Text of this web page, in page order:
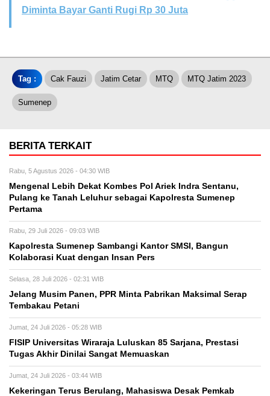
Diminta Bayar Ganti Rugi Rp 30 Juta
Tag : Cak Fauzi Jatim Cetar MTQ MTQ Jatim 2023
Sumenep
BERITA TERKAIT
Rabu, 5 Agustus 2026 - 04:30 WIB
Mengenal Lebih Dekat Kombes Pol Ariek Indra Sentanu,
Pulang ke Tanah Leluhur sebagai Kapolresta Sumenep
Pertama
Rabu, 29 Juli 2026 - 09:03 WIB
Kapolresta Sumenep Sambangi Kantor SMSI, Bangun
Kolaborasi Kuat dengan Insan Pers
Selasa, 28 Juli 2026 - 02:31 WIB
Jelang Musim Panen, PPR Minta Pabrikan Maksimal Serap
Tembakau Petani
Jumat, 24 Juli 2026 - 05:28 WIB
FISIP Universitas Wiraraja Luluskan 85 Sarjana, Prestasi
Tugas Akhir Dinilai Sangat Memuaskan
Jumat, 24 Juli 2026 - 03:44 WIB
Kekeringan Terus Berulang, Mahasiswa Desak Pemkab